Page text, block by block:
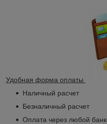
Удобная форма оплаты
Наличный расчет
Безналичный расчет
Оплата через любой банк